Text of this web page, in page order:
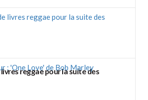
reggae pour la suite des